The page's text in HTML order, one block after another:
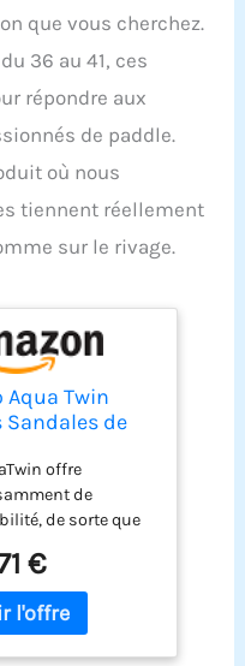
que vous cherchez.
36 au 41, ces
répondre aux
de paddle.
où nous
tiennent réellement
sur le rivage.
Aqua Twin
Sandales de
offre
de
de sorte que
librement et
à la flottabilité
dans
€